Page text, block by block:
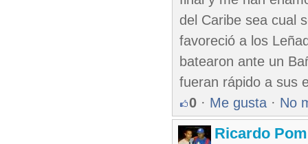
del Caribe sea cual
favoreció a los
batearon ante un
fueran rápido a sus
0 · Me gusta · No
Ricardo